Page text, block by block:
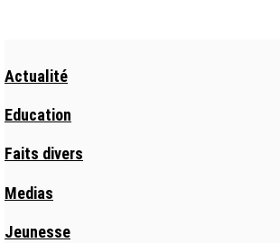
Actualité
Education
Faits divers
Medias
Jeunesse